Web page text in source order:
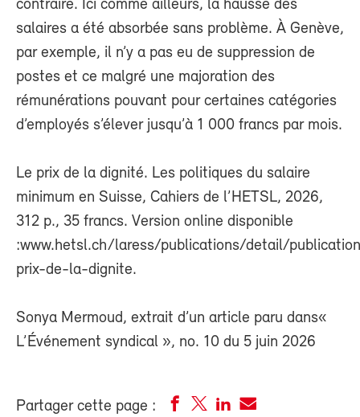
contraire. Ici comme ailleurs, la hausse des
salaires a été absorbée sans problème. À Genève,
par exemple, il n’y a pas eu de suppression de
postes et ce malgré une majoration des
rémunérations pouvant pour certaines catégories
d’employés s’élever jusqu’à 1 000 francs par mois.
Le prix de la dignité. Les politiques du salaire
minimum en Suisse, Cahiers de l’HETSL, 2026,
312 p., 35 francs. Version online disponible
:www.hetsl.ch/laress/publications/detail/
prix-de-la-dignite.
Sonya Mermoud, extrait d’un article paru dans«
L’Événement syndical », no. 10 du 5 juin 2026
Partager cette page :